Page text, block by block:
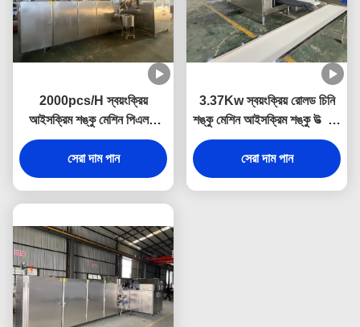
2000pcs/H স্বয়ংক্রিয়
আইসক্রিম শঙ্কু মেশিন পিএলসি
নিয়ন্ত্রণ
সেরা দাম পান
3.37Kw স্বয়ংক্রিয় রোলড চিনি
শঙ্কু মেশিন আইসক্রিম শঙ্কু উত্পাদন
প্ল্যান্ট
সেরা দাম পান